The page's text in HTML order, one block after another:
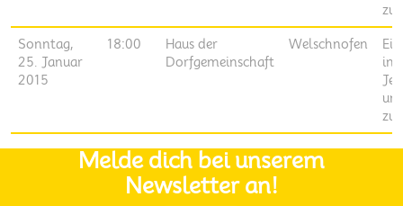
Sonntag,
25. Januar
2015
18:00
Haus der
Dorfgemeinschaft
Welschnofen
ins
Melde dich bei unserem
Newsletter an!